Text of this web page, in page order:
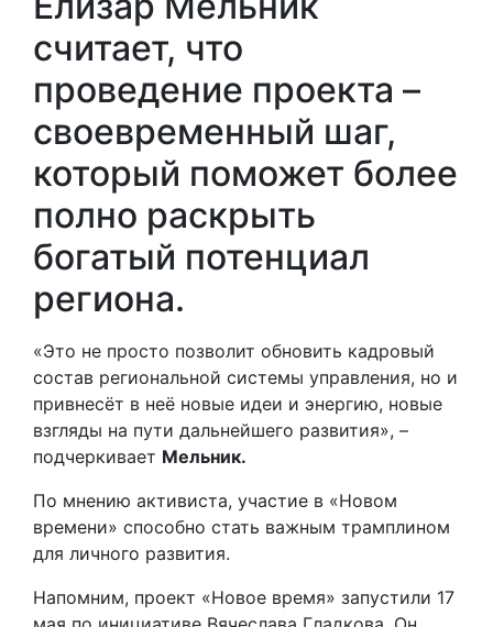
считает, что
проведение проекта –
своевременный шаг,
который поможет более
полно раскрыть
богатый потенциал
региона.
«Это не просто позволит обновить кадровый
состав региональной системы управления, но и
привнесёт в неё новые идеи и энергию, новые
взгляды на пути дальнейшего развития», –
подчеркивает Мельник.
По мнению активиста, участие в «Новом
времени» способно стать важным трамплином
для личного развития.
Напомним, проект «Новое время» запустили 17